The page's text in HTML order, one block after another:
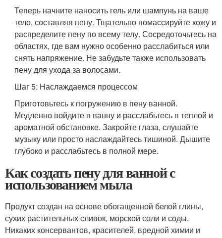
Теперь начните наносить гель или шампунь на ваше
тело, составляя пену. Тщательно помассируйте кожу и
распределите пену по всему телу. Сосредоточьтесь на
областях, где вам нужно особенно расслабиться или
снять напряжение. Не забудьте также использовать
пену для ухода за волосами.
Шаг 5: Наслаждаемся процессом
Приготовьтесь к погружению в пену ванной.
Медленно войдите в ванну и расслабьтесь в теплой и
ароматной обстановке. Закройте глаза, слушайте
музыку или просто наслаждайтесь тишиной. Дышите
глубоко и расслабьтесь в полной мере.
Как создать пену для ванной с
использованием мыла
Продукт создан на основе обогащенной белой глины,
сухих растительных сливок, морской соли и соды.
Никаких консервантов, красителей, вредной химии и